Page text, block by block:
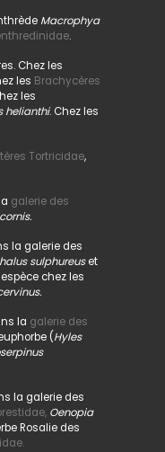
Macrophya
.
Chez les
les Brachycères
les
helianthi. Chez les
Tortricidae,
galerie des
la galerie des
sulphureuset
chez les
la galerie des
(Hyles
la galerie des
Oenopia
Rosalie des